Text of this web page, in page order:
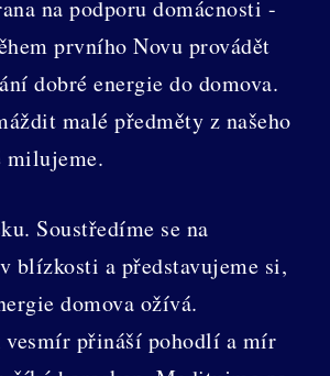
na podporu domácnosti -
prvního Novu provádět
dobré energie do domova.
malé předměty z našeho
milujeme.
Soustředíme se na
blízkosti a představujeme si,
domova ožívá.
přináší pohodlí a mír